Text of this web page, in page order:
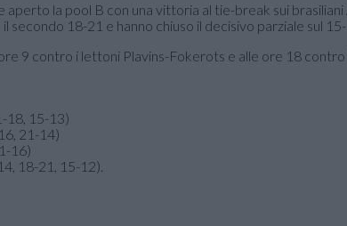
aperto la pool B con una vittoria al tie-break sui
secondo 18-21 e hanno chiuso il decisivo parziale sul
9 contro i lettoni Plavins-Fokerots e alle ore 18
18, 15-13)
21-14)
16)
18-21, 15-12).